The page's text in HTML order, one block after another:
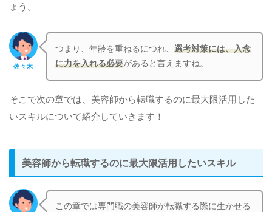
ょう。
佐々木
つまり、年齢を重ねるにつれ、選考対策には、入念
に力を入れる必要があると言えますね。
そこで次の章では、美容師から転職するのに最大限活用した
いスキルについて紹介していきます！
美容師から転職するのに最大限活用したいスキル
この章では専門職の美容師が転職する際に生かせる